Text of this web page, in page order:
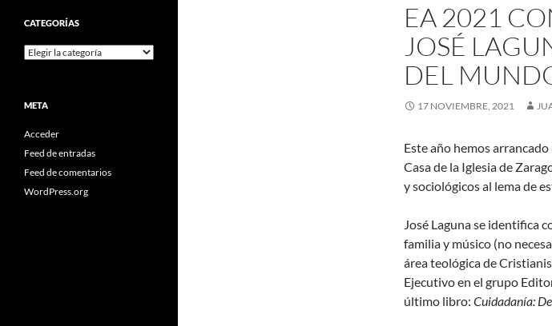
EA 2021
JOSÉ
DEL
17 NOVIEMBRE, 2021
Este año hemos
Casa de la Iglesia de
y sociológicos al lema de
José Laguna se identifica
familia y músico (no
área teológica de
Ejecutivo en el grupo
último libro: Cuidadanía:
CATEGORÍAS
Categorías
META
Acceder
Feed de entradas
Feed de comentarios
WordPress.org